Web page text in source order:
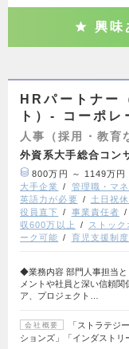
興味
HRパートナー
ト）- コーポ
人事（採用・教育
外資系大手総合コン
800万円 ～ 1149万円
大手企業
管理職・マ
英語力が必要
土日祝
役員直下
事業責任者
収600万以上
ストック
ーク可能
育児支援制度
◆業務内容 部門人事担当と
メントや社員と深い信頼関
ア、プロジェクト…
会社概要
「ストラテジ
ションズ」「インダストリ